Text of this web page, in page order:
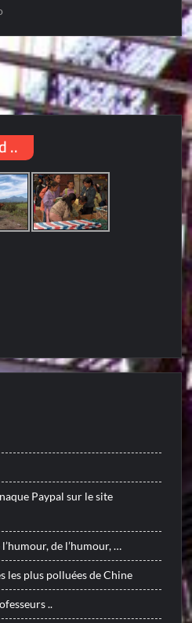
..
Paypal sur le site
de l’humour, …
les plus polluées de Chine
..